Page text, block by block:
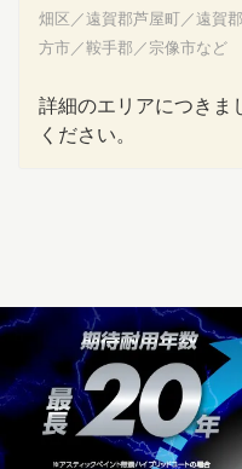
畑区／遠賀郡芦屋町／遠賀
方市／鞍手郡／宗像市など
詳細のエリアにつきま
ください。